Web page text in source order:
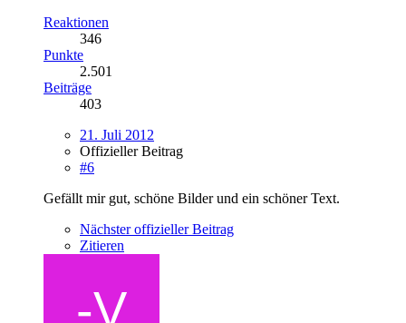
Reaktionen
346
Punkte
2.501
Beiträge
403
21. Juli 2012
Offizieller Beitrag
#6
Gefällt mir gut, schöne Bilder und ein schöner Text.
Nächster offizieller Beitrag
Zitieren